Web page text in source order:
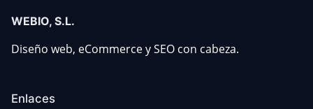
WEBIO, S.L.
Diseño web, eCommerce y SEO con cabeza.
Enlaces